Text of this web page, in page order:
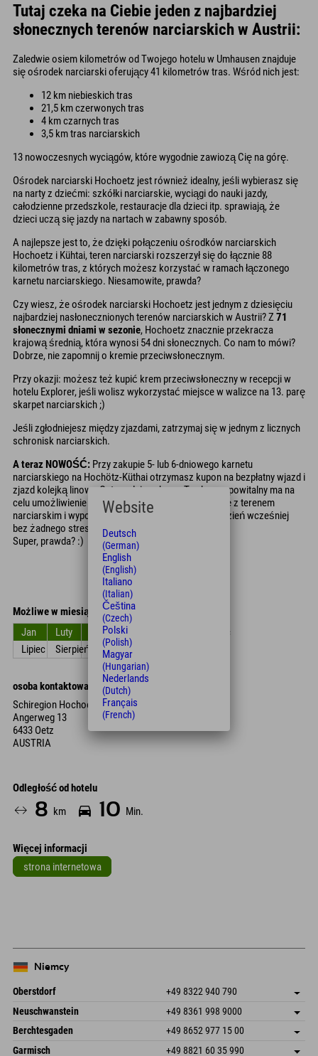
Tutaj czeka na Ciebie jeden z najbardziej
słonecznych terenów narciarskich w Austrii:
Zaledwie osiem kilometrów od Twojego hotelu w Umhausen znajduje
się ośrodek narciarski oferujący 41 kilometrów tras. Wśród nich jest:
12 km niebieskich tras
21,5 km czerwonych tras
4 km czarnych tras
3,5 km tras narciarskich
13 nowoczesnych wyciągów, które wygodnie zawiozą Cię na górę.
Ośrodek narciarski Hochoetz jest również idealny, jeśli wybierasz się
na narty z dziećmi: szkółki narciarskie, wyciągi do nauki jazdy,
całodzienne przedszkole, restauracje dla dzieci itp. sprawiają, że
dzieci uczą się jazdy na nartach w zabawny sposób.
A najlepsze jest to, że dzięki połączeniu ośrodków narciarskich
Hochoetz i Kühtai, teren narciarski rozszerzył się do łącznie 88
kilometrów tras, z których możesz korzystać w ramach łączonego
karnetu narciarskiego. Niesamowite, prawda?
Czy wiesz, że ośrodek narciarski Hochoetz jest jednym z dziesięciu
najbardziej nasłonecznionych terenów narciarskich w Austrii? Z 71
słonecznymi dniami w sezonie, Hochoetz znacznie przekracza
krajową średnią, która wynosi 54 dni słonecznych. Co nam to mówi?
Dobrze, nie zapomnij o kremie przeciwsłonecznym.
Przy okazji: możesz też kupić krem przeciwsłoneczny w recepcji w
hotelu Explorer, jeśli wolisz wykorzystać miejsce w walizce na 13. parę
skarpet narciarskich ;)
Jeśli zgłodniejesz między zjazdami, zatrzymaj się w jednym z licznych
schronisk narciarskich.
A teraz NOWOŚĆ: Przy zakupie 5- lub 6-dniowego karnetu
narciarskiego na Hochötz-Küthai otrzymasz kupon na bezpłatny wjazd i
zjazd kolejką linową Oetz w dniu zakupu. Ten bonus powitalny ma na
celu umożliwienie Ci wcześniejszego zapoznania się z terenem
narciarskim i wypożyczenia sprzętu narciarskiego dzień wcześniej
bez żadnego stresu.
Super, prawda? :)
Możliwe w miesiącach
Jan
Luty Zniszczyćkwiecień
Czerwiec
Lipiec
Sierpień WrzesieńPaździernik
osoba kontaktowa
Schiregion Hochoetz Erschließungs-GmbH
Angerweg 13
6433 Oetz
AUSTRIA
Odległość od hotelu
8 km 10 Min.
Więcej informacji
strona internetowa
Niemcy
Oberstdorf +49 8322 940 790
An der Breitach 3
87538 Fischen I. Allgäu
Niemcy
Zapisz adres
Informacje o przyjeździe
Książka
Neuschwanstein +49 8361 998 9000
An der Riese 45
87484 Nesselwang im Allgäu
Niemcy
Zapisz adres
Książka
Berchtesgaden +49 8652 977 15 00
Hofreitstr. 7
Zapisz adres
Garmisch +49 8821 60 35 990
Website
Deutsch
(German)
English
(English)
Italiano
(Italian)
Čeština
(Czech)
Polski
(Polish)
Magyar
(Hungarian)
Nederlands
(Dutch)
Français
(French)